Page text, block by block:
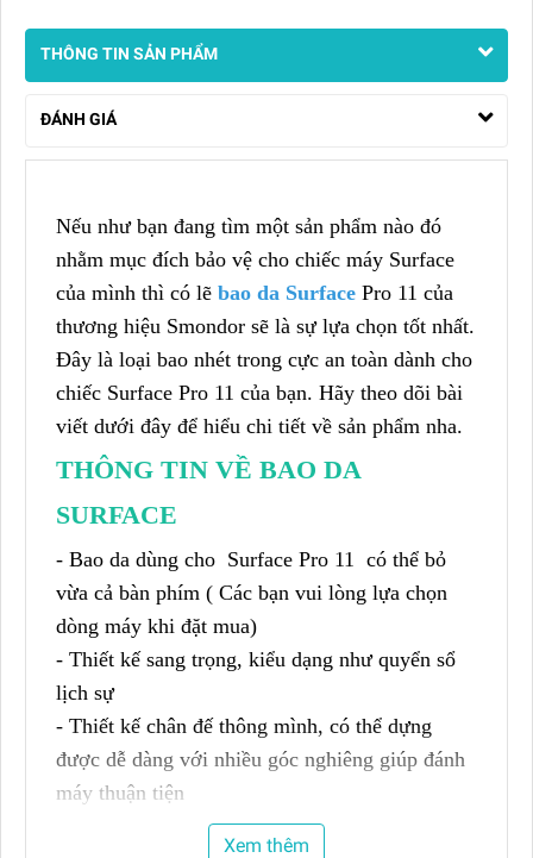
THÔNG TIN SẢN PHẨM
ĐÁNH GIÁ
Nếu như bạn đang tìm một sản phẩm nào đó
nhằm mục đích bảo vệ cho chiếc máy Surface
của mình thì có lẽ bao da Surface Pro 11 của
thương hiệu Smondor sẽ là sự lựa chọn tốt nhất.
Đây là loại bao nhét trong cực an toàn dành cho
chiếc Surface Pro 11 của bạn. Hãy theo dõi bài
viết dưới đây để hiểu chi tiết về sản phẩm nha.
THÔNG TIN VỀ BAO DA
SURFACE
- Bao da dùng cho Surface Pro 11 có thể bỏ
vừa cả bàn phím ( Các bạn vui lòng lựa chọn
dòng máy khi đặt mua)
- Thiết kế sang trọng, kiểu dạng như quyển sổ
lịch sự
- Thiết kế chân đế thông mình, có thể dựng
được dễ dàng với nhiều góc nghiêng giúp đánh
máy thuận tiện
- Chất liệu Pu+PE cao cấp, mỏng nhẹ , tiện lợi
Xem thêm